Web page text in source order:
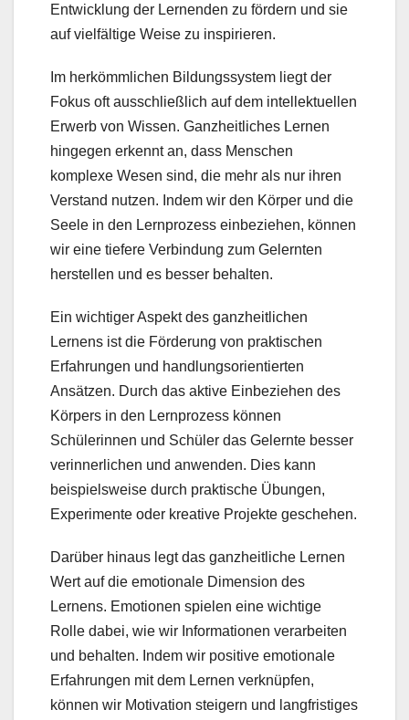
Entwicklung der Lernenden zu fördern und sie
auf vielfältige Weise zu inspirieren.
Im herkömmlichen Bildungssystem liegt der
Fokus oft ausschließlich auf dem intellektuellen
Erwerb von Wissen. Ganzheitliches Lernen
hingegen erkennt an, dass Menschen
komplexe Wesen sind, die mehr als nur ihren
Verstand nutzen. Indem wir den Körper und die
Seele in den Lernprozess einbeziehen, können
wir eine tiefere Verbindung zum Gelernten
herstellen und es besser behalten.
Ein wichtiger Aspekt des ganzheitlichen
Lernens ist die Förderung von praktischen
Erfahrungen und handlungsorientierten
Ansätzen. Durch das aktive Einbeziehen des
Körpers in den Lernprozess können
Schülerinnen und Schüler das Gelernte besser
verinnerlichen und anwenden. Dies kann
beispielsweise durch praktische Übungen,
Experimente oder kreative Projekte geschehen.
Darüber hinaus legt das ganzheitliche Lernen
Wert auf die emotionale Dimension des
Lernens. Emotionen spielen eine wichtige
Rolle dabei, wie wir Informationen verarbeiten
und behalten. Indem wir positive emotionale
Erfahrungen mit dem Lernen verknüpfen,
können wir Motivation steigern und langfristiges